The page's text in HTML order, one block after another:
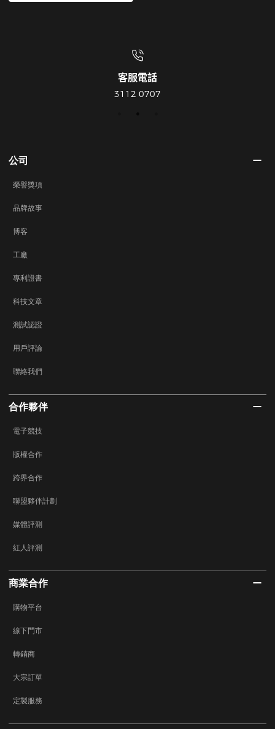
客服電話
3112 0707
公司
榮譽獎項
品牌故事
博客
工廠
專利證書
科技文章
測試認證
用戶評論
聯絡我們
合作夥伴
電子競技
版權合作
跨界合作
聯盟夥伴計劃
媒體評測
紅人評測
商業合作
購物平台
線下門市
轉銷商
大宗訂單
定製服務